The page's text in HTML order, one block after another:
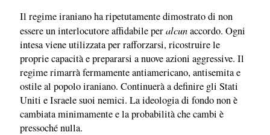
Il regime iraniano ha ripetutamente dimostrato di non
essere un interlocutore affidabile peralcunaccordo. Ogni
intesa viene utilizzata per rafforzarsi, ricostruire le
proprie capacità e prepararsi a nuove azioni aggressive. Il
regime rimarrà fermamente antiamericano, antisemita e
ostile al popolo iraniano. Continuerà a definire gli Stati
Uniti e Israele suoi nemici. La ideologia di fondo non è
cambiata minimamente e la probabilità che cambi è
pressoché nulla.